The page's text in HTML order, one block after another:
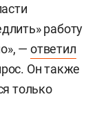
работу
— ответил
Он также
только